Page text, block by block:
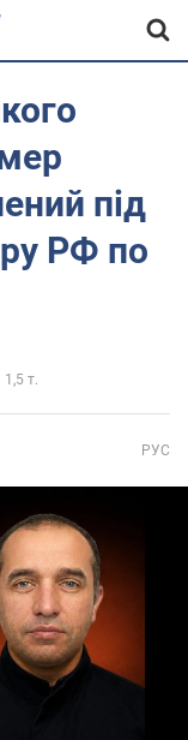
під
РФ по
1,5 т.
РУС